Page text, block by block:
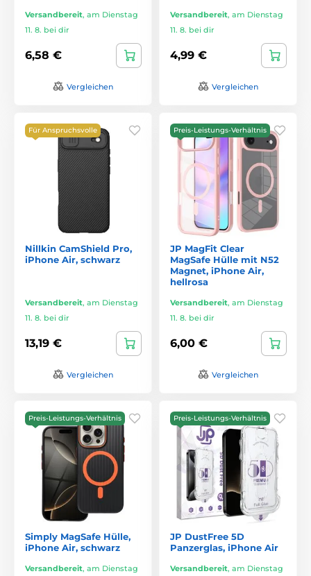
Versandbereit, am Dienstag
11. 8. bei dir
6,58 €
Vergleichen
Versandbereit, am Dienstag
11. 8. bei dir
4,99 €
Vergleichen
Für Anspruchsvolle
Nillkin CamShield Pro,
iPhone Air, schwarz
Versandbereit, am Dienstag
11. 8. bei dir
13,19 €
Vergleichen
Preis-Leistungs-Verhältnis
JP MagFit Clear
MagSafe Hülle mit N52
Magnet, iPhone Air,
hellrosa
Versandbereit, am Dienstag
11. 8. bei dir
6,00 €
Vergleichen
Preis-Leistungs-Verhältnis
Simply MagSafe Hülle,
iPhone Air, schwarz
Versandbereit, am Dienstag
Preis-Leistungs-Verhältnis
JP DustFree 5D
Panzerglas, iPhone Air
Versandbereit, am Dienstag